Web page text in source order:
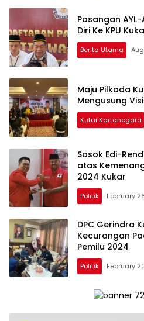
Pasangan
Diri Ke KPU
Berita Utama
Maju Pilkada
Mengusung
Kutai Kartanegara
Sosok Edi-
atas
2024 Kukar
Politik February
DPC Gerindra
Kecurangan
Pemilu 2024
Politik February